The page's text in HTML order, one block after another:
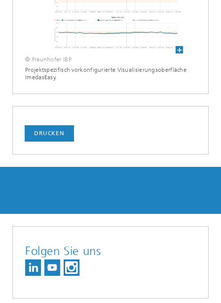
© Fraunhofer IBP
Projektspezifisch vorkonfigurierte Visualisierungsoberfläche
ImedasEasy.
DRUCKEN
Folgen Sie uns